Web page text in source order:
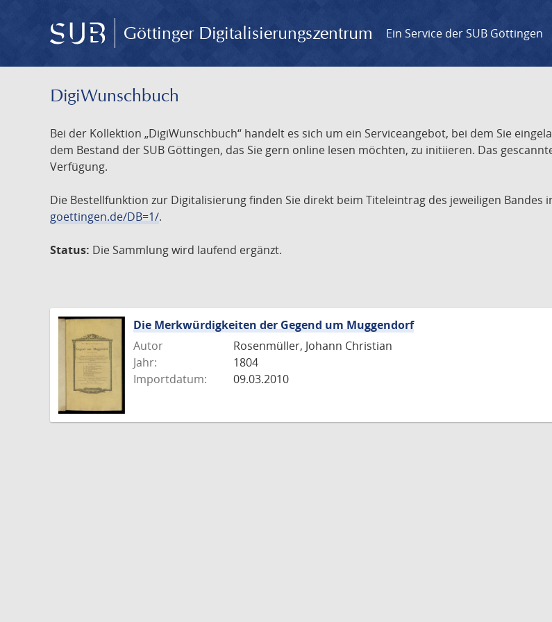
Göttinger Digitalisierungszentrum Ein Service der SUB Göttingen
DigiWunschbuch
Bei der Kollektion „DigiWunschbuch“ handelt es sich um ein Serviceangebot, bei dem Sie
dem Bestand der SUB Göttingen, das Sie gern online lesen möchten, zu initiieren. Das
Verfügung.
Die Bestellfunktion zur Digitalisierung finden Sie direkt beim Titeleintrag des jeweiligen Bandes
goettingen.de/DB=1/.
Status: Die Sammlung wird laufend ergänzt.
Die Merkwürdigkeiten der Gegend um Muggendorf
Autor
Rosenmüller, Johann Christian
Jahr:
1804
Importdatum:
09.03.2010